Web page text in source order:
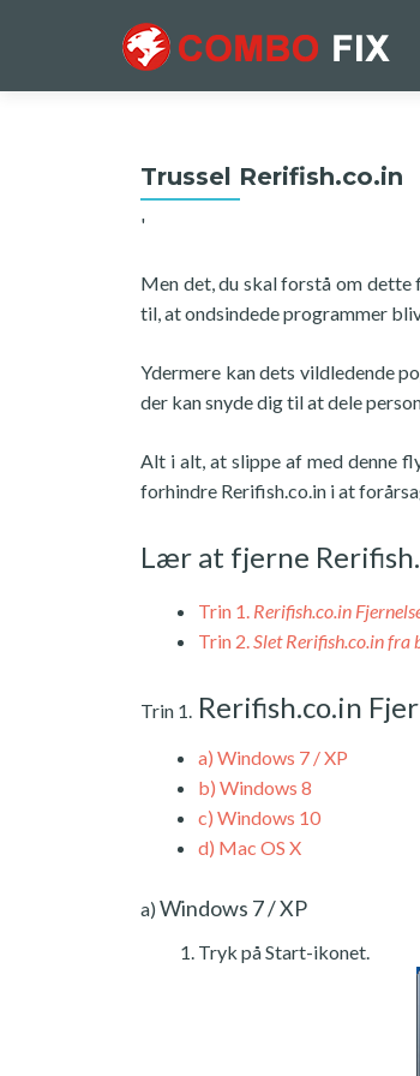
Trussel Rerifish.co.in
'
Men det, du skal forstå om
til, at ondsindede programmer
Ydermere kan dets vildledende
der kan snyde dig til at dele
Alt i alt, at slippe af med denne
forhindre Rerifish.co.in i at
Lær at fjerne
Trin 1. Rerifish.co.in
Trin 2.Slet Rerifish.co.in fra
Trin 1. Rerifish.co.in
a) Windows 7 / XP
b) Windows 8
c) Windows 10
d) Mac OS X
a) Windows 7 / XP
Tryk på Start-ikonet.